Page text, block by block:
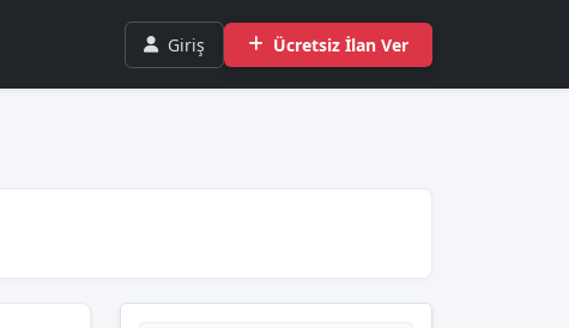
Giriş Ücretsiz İlan Ver